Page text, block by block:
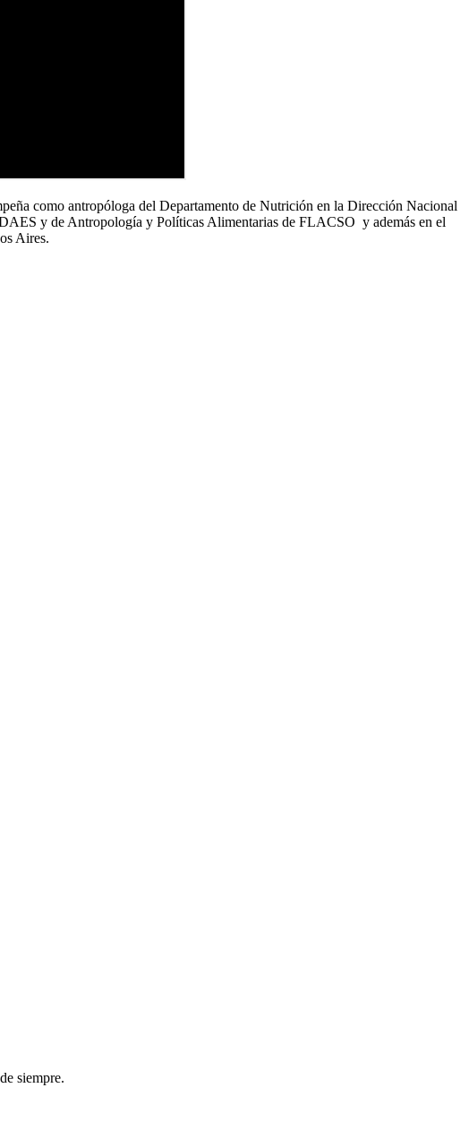
como antropóloga del Departamento de Nutrición en la Dirección Nacional
y de Antropología y Políticas Alimentarias de FLACSO y además en el
Aires.
siempre.